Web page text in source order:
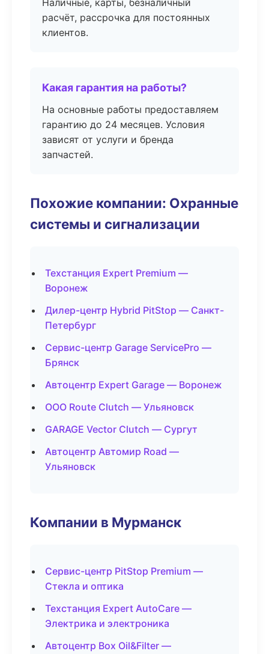
Наличные, карты, безналичный
расчёт, рассрочка для постоянных
клиентов.
Какая гарантия на работы?
На основные работы предоставляем
гарантию до 24 месяцев. Условия
зависят от услуги и бренда
запчастей.
Похожие компании: Охранные
системы и сигнализации
Техстанция Expert Premium —
Воронеж
Дилер-центр Hybrid PitStop — Санкт-
Петербург
Сервис-центр Garage ServicePro —
Брянск
Автоцентр Expert Garage — Воронеж
ООО Route Clutch — Ульяновск
GARAGE Vector Clutch — Сургут
Автоцентр Автомир Road —
Ульяновск
Компании в Мурманск
Сервис-центр PitStop Premium —
Стекла и оптика
Техстанция Expert AutoCare —
Электрика и электроника
Автоцентр Box Oil&Filter —